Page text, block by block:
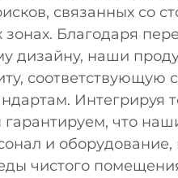
связанных со
зонах. Благодаря
дизайну, наши
соответствующую
Интегрируя
что
и оборудование,
чистого